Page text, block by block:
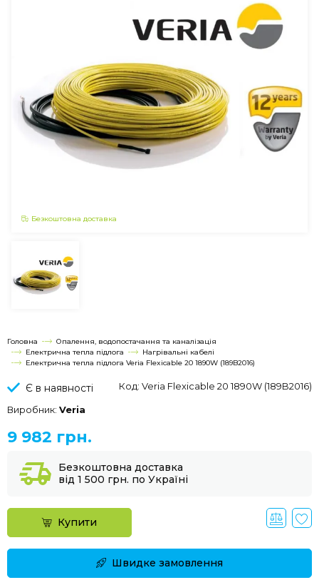
Безкоштовна доставка
Головна
Опалення, водопостачання та каналізація
Електрична тепла підлога
Нагрівальні кабелі
Електрична тепла підлога Veria Flexicable 20 1890W (189B2016)
Є в наявності Код: Veria Flexicable 20 1890W (189B2016)
Виробник: Veria
9 982 грн.
Безкоштовна доставка
від 1 500 грн. по Україні
Купити
Швидке замовлення